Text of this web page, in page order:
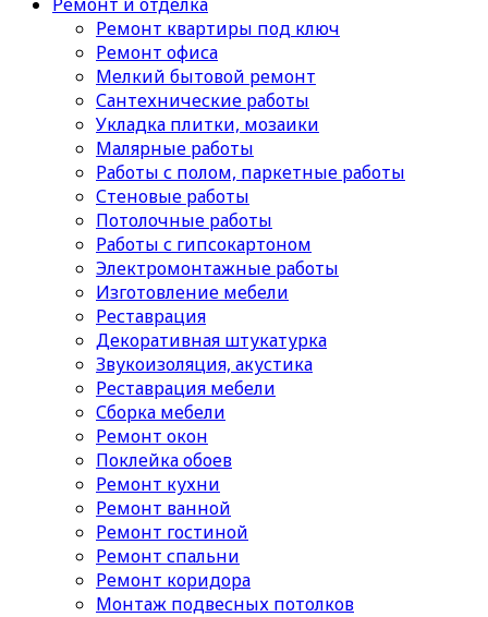
Ремонт квартиры под ключ
Ремонт офиса
Мелкий бытовой ремонт
Сантехнические работы
Укладка плитки, мозаики
Малярные работы
Работы с полом, паркетные работы
Стеновые работы
Потолочные работы
Работы с гипсокартоном
Электромонтажные работы
Изготовление мебели
Реставрация
Декоративная штукатурка
Звукоизоляция, акустика
Реставрация мебели
Сборка мебели
Ремонт окон
Поклейка обоев
Ремонт кухни
Ремонт ванной
Ремонт гостиной
Ремонт спальни
Ремонт коридора
Монтаж подвесных потолков